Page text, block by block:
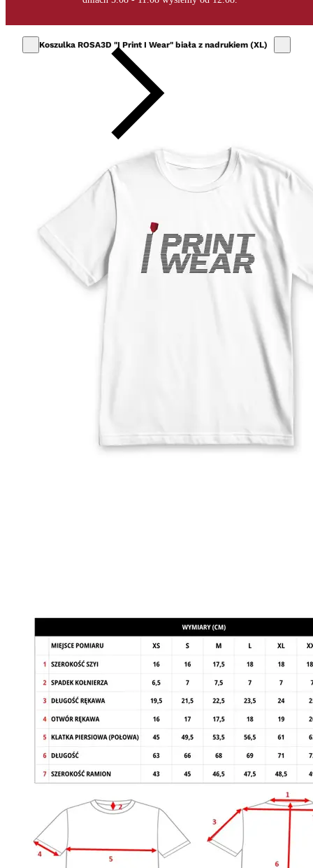
Koszulka ROSA3D "I Print I Wear" biała z nadrukiem (XL)